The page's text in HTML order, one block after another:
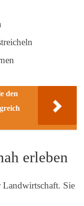
den
erleben
Sie